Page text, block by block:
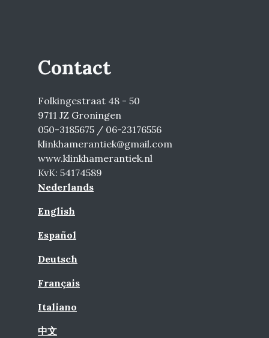
Contact
Folkingestraat 48 - 50
9711 JZ Groningen
050-3185675 / 06-23176556
klinkhamerantiek@gmail.com
www.klinkhamerantiek.nl
KvK: 54174589
Nederlands
English
Español
Deutsch
Français
Italiano
中文